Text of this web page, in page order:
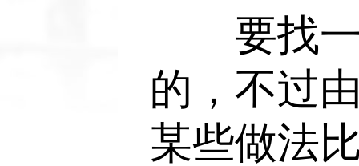
要找一
的，不过
某些做法